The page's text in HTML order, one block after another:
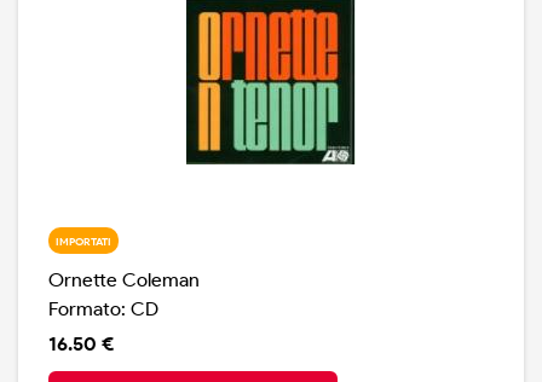
IMPORTATI
Ornette Coleman
Formato: CD
16.50 €